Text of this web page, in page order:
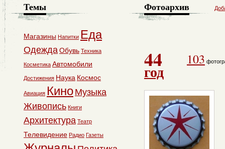
Фотоархив
44
год
103
Темы
Магазины Напитки Еда
ОдеждаОбувь Техника
Косметика Автомобили
Достижения Наука Космос
Авиация Кино Музыка
Живопись Книги
Архитектура Театр
Телевидение Радио Газеты